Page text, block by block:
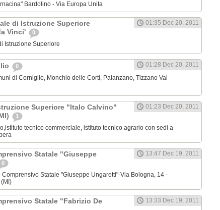
Bardolino - Via Europa Unita
di Istruzione Superiore
Vinci'
0
01:35 Dec 20, 2011
Istruzione Superiore
0
01:28 Dec 20, 2011
di Corniglio, Monchio delle Corti, Palanzano, Tizzano Val
Superiore "Italo Calvino"
1
01:23 Dec 20, 2011
tecnico commerciale, istituto tecnico agrario con sedi a
Statale "Giuseppe
0
13:47 Dec 19, 2011
Comprensivo Statale "Giuseppe Ungaretti"-Via Bologna, 14 -
Statale "Fabrizio De
13:33 Dec 19, 2011